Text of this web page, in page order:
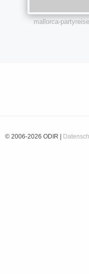
mallorca-
© 2006-2026 ODIR |